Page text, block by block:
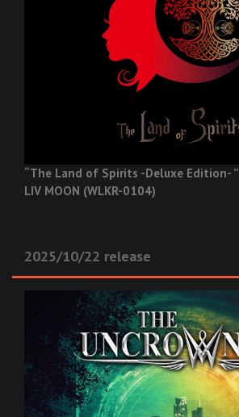
“The Land of Spirits -Deluxe Edition- ”
LIV MOON (WLKR-0104)
2025/10/22 release